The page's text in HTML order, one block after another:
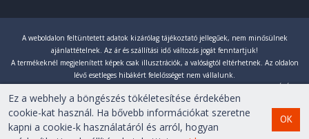
A weboldalon feltüntetett adatok kizárólag tájékoztató jellegűek, nem minősülnek
ajánlattételnek. Az ár és szállítási idő változás jogát fenntartjuk!
A termékeknél megjelenített képek csak illusztrációk, a valóságtól eltérhetnek. Az oldalon
lévő esetleges hibákért felelősséget nem vállalunk.
Eltérés esetén a gyártó által megadott paraméterek érvényesek! Bruttó árainkat 27% ÁFÁ-val
számoljuk!
Copyright © 2007-2026 First Computer Kft. Minden jog
Ez a webhely a böngészés tökéletesítése érdekében
cookie-kat használ. Ha bővebb információkat szeretne
kapni a cookie-k használatáról és arról, hogyan
OK